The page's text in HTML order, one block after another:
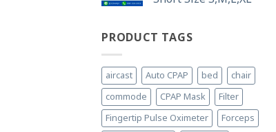
PRODUCT TAGS
aircast Auto CPAP bed
chair
commode
CPAP Mask
Filter
Fingertip Pulse Oximeter
Forceps